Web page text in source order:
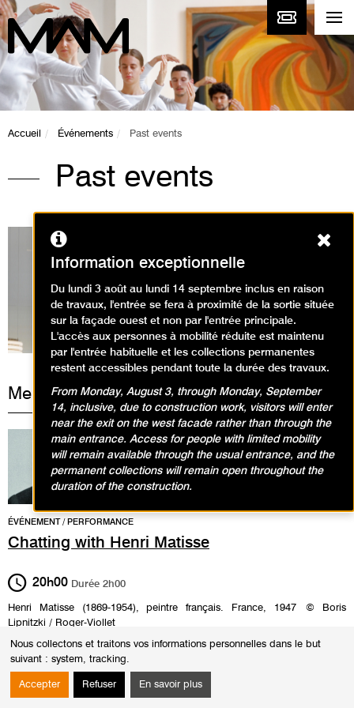
Nous collectons et traitons vos informations personnelles dans le but
suivant : system, tracking.
Accepter Refuser En savoir plus
Accueil Événements Past events
Past events
Expositions en cours
Mercredi 17 décembre 2014
Chatting with Henri Matisse
ÉVÉNEMENT / PERFORMANCE
20h00 Durée 2h00
Henri Matisse (1869-1954), peintre français. France, 1947 © Boris
Lipnitzki / Roger-Viollet
/ Salle Matisse /
D’après les conversations inédites menées par PIERRE
COURTHION avec HENRI MATISSE en 1941
Information exceptionnelle
Du lundi 3 août au lundi 14 septembre inclus en raison
de travaux, l'entrée se fera à proximité de la sortie située
sur la façade ouest et non par l'entrée principale.
L'accès aux personnes à mobilité réduite est maintenu
par l'entrée habituelle et les collections permanentes
restent accessibles pendant toute la durée des travaux.
From Monday, August 3, through Monday, September
14, inclusive, due to construction work, visitors will enter
near the exit on the west facade rather than through the
main entrance. Access for people with limited mobility
will remain available through the usual entrance, and the
permanent collections will remain open throughout the
duration of the construction.